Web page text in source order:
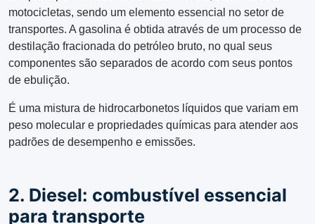
motocicletas, sendo um elemento essencial no setor de
transportes. A gasolina é obtida através de um processo de
destilação fracionada do petróleo bruto, no qual seus
componentes são separados de acordo com seus pontos
de ebulição.
É uma mistura de hidrocarbonetos líquidos que variam em
peso molecular e propriedades químicas para atender aos
padrões de desempenho e emissões.
2. Diesel: combustível essencial
para transporte